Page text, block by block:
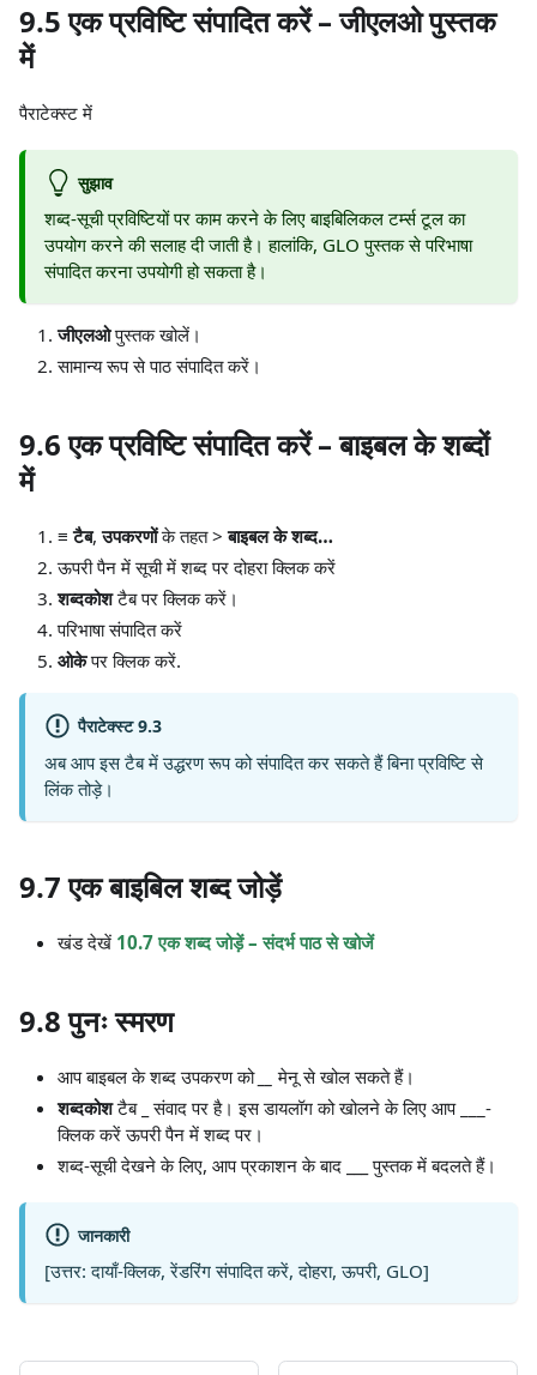
9.5 एक प्रविष्टि संपादित करें – जीएलओ पुस्तक
में
पैराटेक्स्ट में
सुझाव
शब्द-सूची प्रविष्टियों पर काम करने के लिए बाइबिलिकल टर्म्स टूल का
उपयोग करने की सलाह दी जाती है। हालांकि, GLO पुस्तक से परिभाषा
संपादित करना उपयोगी हो सकता है।
जीएलओपुस्तक खोलें।
सामान्य रूप से पाठ संपादित करें।
9.6 एक प्रविष्टि संपादित करें – बाइबल के शब्दों
में
≡ टैब,उपकरणोंके तहत >बाइबल के शब्द…
ऊपरी पैन में सूची में शब्द पर दोहरा क्लिक करें
शब्दकोशटैब पर क्लिक करें।
परिभाषा संपादित करें
ओकेपर क्लिक करें.
पैराटेक्स्ट 9.3
अब आप इस टैब में उद्धरण रूप को संपादित कर सकते हैं बिना प्रविष्टि से
लिंक तोड़े।
9.7 एक बाइबिल शब्द जोड़ें
खंड देखें 10.7 एक शब्द जोड़ें – संदर्भ पाठ से खोजें
9.8 पुनः स्मरण
आप बाइबल के शब्द उपकरण को
मेनू से खोल सकते हैं।
शब्दकोशटैब संवाद पर है। इस डायलॉग को खोलने के लिए आप ___-
क्लिक करें ऊपरी पैन में शब्द पर।
शब्द-सूची देखने के लिए, आप प्रकाशन के बाद
पुस्तक में बदलते हैं।
जानकारी
[उत्तर: दायाँ-क्लिक, रेंडरिंग संपादित करें, दोहरा, ऊपरी, GLO]